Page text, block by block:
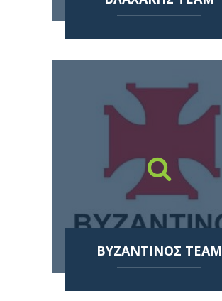
ΒΥΖΑΝΤΙΝΟΣ TEAM